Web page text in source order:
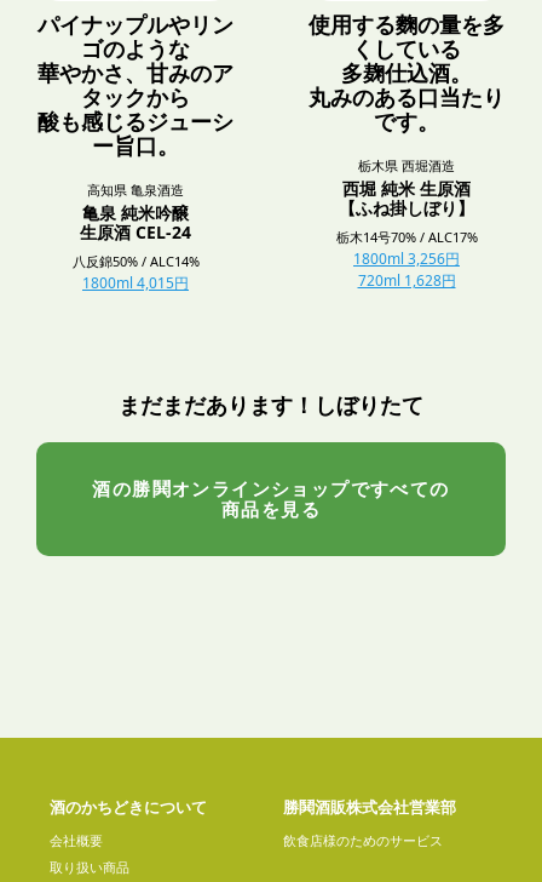
パイナップルやリン
ゴのような
華やかさ、甘みのア
タックから
酸も感じるジューシ
ー旨口。
高知県 亀泉酒造
亀泉 純米吟醸
生原酒 CEL-24
八反錦50% / ALC14%
1800ml 4,015円
使用する麴の量を多
くしている
多麹仕込酒。
丸みのある口当たり
です。
栃木県 西堀酒造
西堀 純米 生原酒
【ふね掛しぼり】
栃木14号70% / ALC17%
1800ml 3,256円
720ml 1,628円
まだまだあります！しぼりたて
酒の勝鬨オンラインショップですべての
商品を見る
酒のかちどきについて
会社概要
取り扱い商品
勝鬨酒販株式会社営業部
飲食店様のためのサービス